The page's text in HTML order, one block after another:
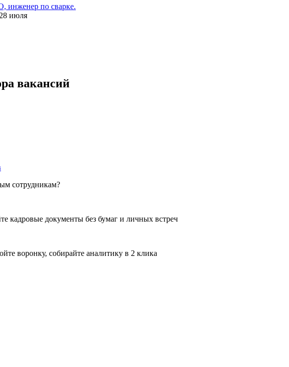
инженер по сварке.
28 июля
вакансий
сотрудникам?
кадровые документы без бумаг и личных встреч
воронку, собирайте аналитику в 2 клика